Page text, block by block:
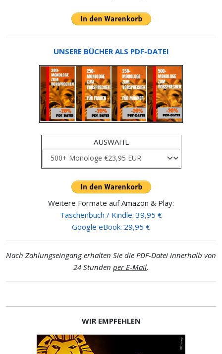
UNSERE BÜCHER ALS PDF-DATEI
AUSWAHL
Weitere Formate auf Amazon & Play:
Taschenbuch / Kindle: 39,95 €
Google eBook: 29,95 €
Nach Zahlungseingang erhalten Sie die PDF-Datei innerhalb von
24 Stunden per E-Mail.
WIR EMPFEHLEN